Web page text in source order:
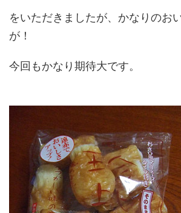
をいただきましたが、かなりのお
が！
今回もかなり期待大です。